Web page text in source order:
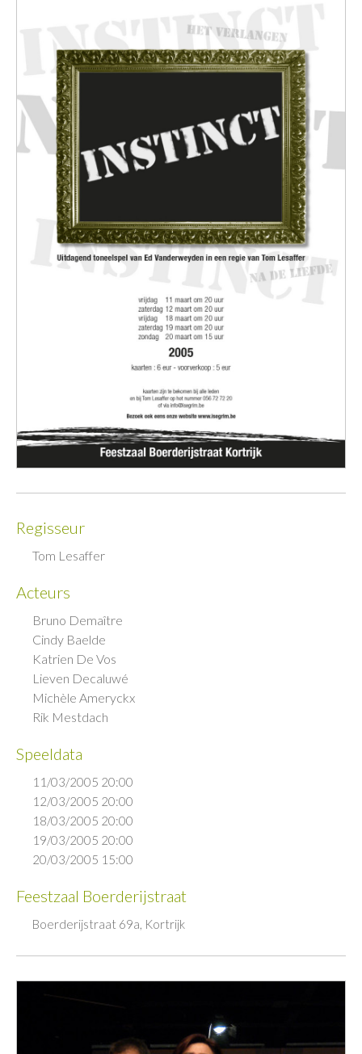
Regisseur
Tom Lesaffer
Acteurs
Bruno Demaître
Cindy Baelde
Katrien De Vos
Lieven Decaluwé
Michèle Ameryckx
Rik Mestdach
Speeldata
11/03/2005 20:00
12/03/2005 20:00
18/03/2005 20:00
19/03/2005 20:00
20/03/2005 15:00
Feestzaal Boerderijstraat
Boerderijstraat 69a, Kortrijk